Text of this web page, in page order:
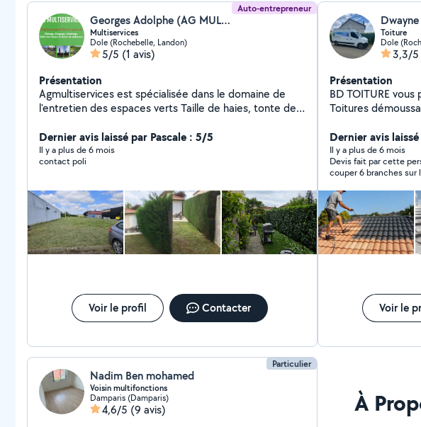
Auto-entrepreneur
Georges Adolphe (AG MULTI-SERVICES)
Multiservices
Dole (Rochebelle, Landon)
5/5 (1 avis)
Présentation
Agmultiservices est spécialisée dans le domaine de
l'entretien des espaces verts Taille de haies, tonte de
d'arbres. Service nettoyage et rénovation : Toiture
tuiles, dallage, muret et peinture, volets....
Dernier avis laissé par Pascale : 5/5
Il y a plus de 6 mois
contact poli
Voir le profil Contacter
Toiture
Dole
3,3/5
Présentation
BD TOITURE
Toitures
espaces verts
Dernier avis
Il y a plus de 6 mois
Devis fait par cette
couper 6 branches sur
Je ne recommande
déçu.
Voir le
Particulier
Nadim Ben mohamed
Voisin multifonctions
Damparis (Damparis)
4,6/5 (9 avis) À